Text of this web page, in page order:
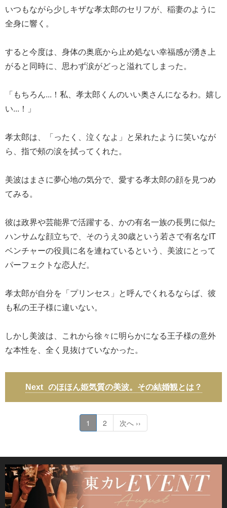
いつもながら少しキザな孝太郎のセリフが、稲妻のように
全身に響く。
すると今度は、身体の奥底から止め処ない幸福感が湧き上
がると同時に、思わず涙がどっと溢れてしまった。
「もちろん...！私、孝太郎くんのいい奥さんになるわ。嬉し
い...！」
孝太郎は、「ったく、泣くなよ」と呆れたように笑いなが
ら、指で頰の涙を拭ってくれた。
美波はまさに夢心地の気分で、愛する孝太郎の顔を見つめ
てみる。
彼は政界や芸能界で活躍する、かの有名一族の長男に似た
ハンサムな顔立ちで、そのうえ30歳という若さで有名なIT
ベンチャーの役員に名を連ねているという、美波にとって
パーフェクトな恋人だ。
孝太郎が自分を「プリンセス」と呼んでくれるならば、彼
も私の王子様に違いない。
しかし美波は、これから徐々に明らかになる王子様の意外
な本性を、全く見抜けていなかった。
のほほん姫気質の美波。その結婚観とは？
1 2 次へ ››